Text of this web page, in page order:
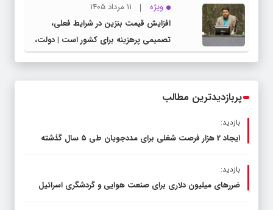
ویژه
11 مرداد 1405
افزایش قیمت بنزین در شرایط فعلی،
تصمیمی پرهزینه برای کشور است | دولت،
قاچاق سوخت و عوامل اصلی ناترازی را
پربازدیدترین مطالب
بازدید:
ایجاد 2 هزار فرصت شغلی برای مددجویان طی ۵ سال گذشته
بازدید:
ضررهای میلیون دلاری برای صنعت هوایی و گردشگری اسرائیل